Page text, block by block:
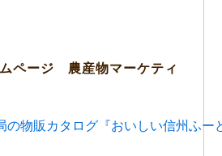
ページ 農産物マーケティ
の物販カタログ『おいしい信州ふー